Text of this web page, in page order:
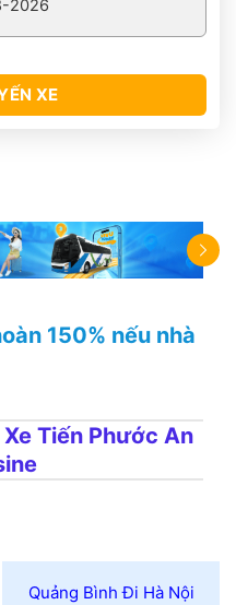
XE
150% nếu nhà
Tiến Phước An
Quảng Bình Đi Hà Nội